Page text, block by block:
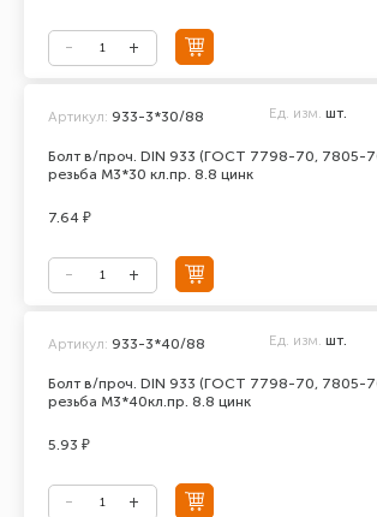
Болт в/проч. DIN 933 (ГОСТ 7798-70, 7805-
резьба М3*30 кл.пр. 8.8 цинк
Артикул: 933-3*30/88 Ед. изм. шт.
7.64 ₽
Болт в/проч. DIN 933 (ГОСТ 7798-70, 7805-
резьба М3*40кл.пр. 8.8 цинк
Артикул: 933-3*40/88 Ед. изм. шт.
5.93 ₽